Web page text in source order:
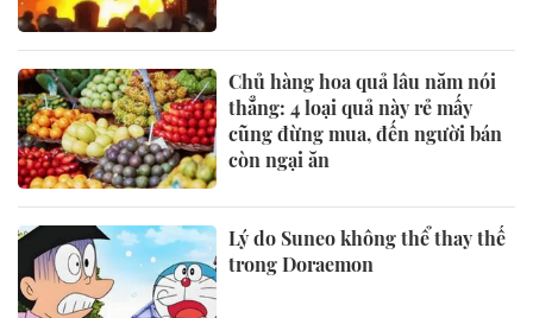
Chủ hàng hoa quả lâu năm nói
thẳng: 4 loại quả này rẻ mấy
cũng đừng mua, đến người bán
còn ngại ăn
Lý do Suneo không thể thay thế
trong Doraemon